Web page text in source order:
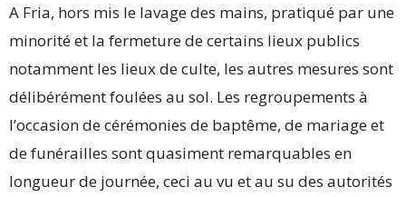
A Fria, hors mis le lavage des mains, pratiqué par une
minorité et la fermeture de certains lieux publics
notamment les lieux de culte, les autres mesures sont
délibérément foulées au sol. Les regroupements à
l’occasion de cérémonies de baptême, de mariage et
de funérailles sont quasiment remarquables en
longueur de journée, ceci au vu et au su des autorités